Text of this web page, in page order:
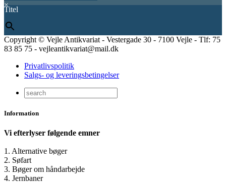
×
Titel
Copyright © Vejle Antikvariat - Vestergade 30 - 7100 Vejle - Tlf: 75
83 85 75 - vejleantikvariat@mail.dk
Privatlivspolitik
Salgs- og leveringsbetingelser
Information
Vi efterlyser følgende emner
1. Alternative bøger
2. Søfart
3. Bøger om håndarbejde
4. Jernbaner